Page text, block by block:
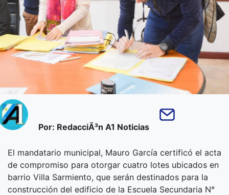
Por: RedacciÃ³n A1 Noticias
El mandatario municipal, Mauro García certificó el acta
de compromiso para otorgar cuatro lotes ubicados en
barrio Villa Sarmiento, que serán destinados para la
construcción del edificio de la Escuela Secundaria N°